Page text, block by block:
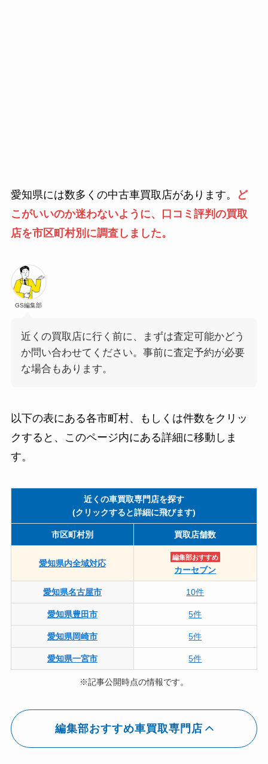
愛知県には数多くの中古車買取店があります。
ど
こがいいのか迷わないように、口コミ評判の買取
店を市区町村別に調査しました。
GS編集部
近くの買取店に行く前に、まずは査定可能かどう
か問い合わせてください。事前に査定予約が必要
な場合もあります。
以下の表にある各市町村、もしくは件数をクリッ
クすると、このページ内にある詳細に移動しま
す。
近くの車買取専門店を探す
(クリックすると詳細に飛びます)
市区町村別 買取店舗数
愛知県内全域対応
編集部おすすめ
カーセブン
愛知県名古屋市 10件
愛知県豊田市 5件
愛知県岡崎市 5件
愛知県一宮市 5件
※記事公開時点の情報です。
編集部おすすめ車買取専門店